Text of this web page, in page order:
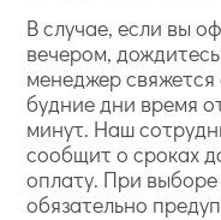
В случае, если вы
вечером,
менеджер
будние дни время
минут. Наш
сообщит о сроках
оплату. При
обязательно